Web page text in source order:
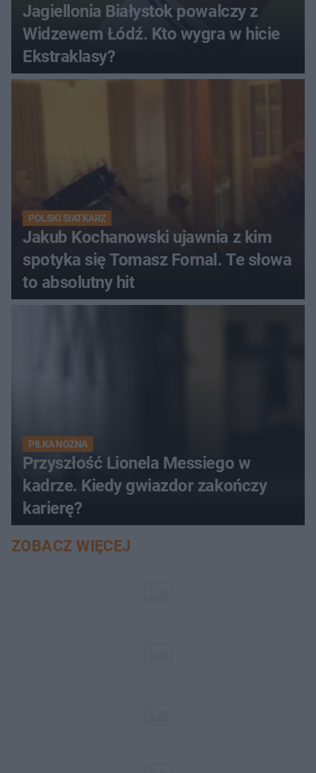
Jagiellonia Białystok powalczy z
Widzewem Łódź. Kto wygra w hicie
Ekstraklasy?
POLSKI SIATKARZ
Jakub Kochanowski ujawnia z kim
spotyka się Tomasz Fornal. Te słowa
to absolutny hit
PIŁKA NOŻNA
Przyszłość Lionela Messiego w
kadrze. Kiedy gwiazdor zakończy
karierę?
ZOBACZ WIĘCEJ